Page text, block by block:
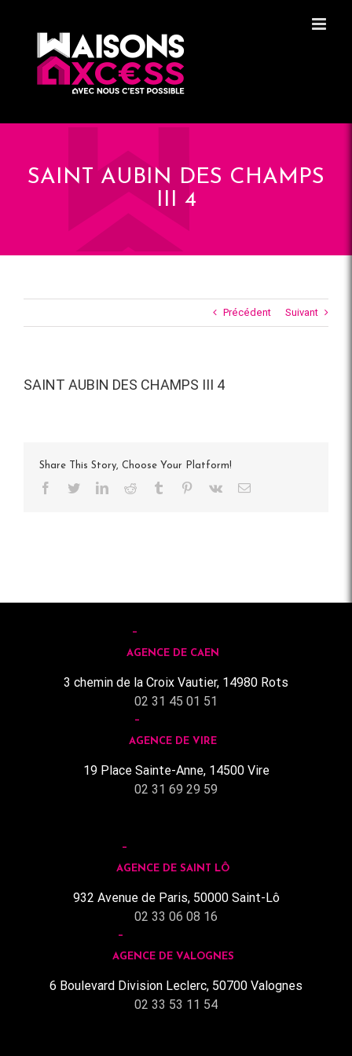
SAINT AUBIN DES CHAMPS
III 4
Précédent Suivant
SAINT AUBIN DES CHAMPS III 4
Share This Story, Choose Your Platform!
Facebook
TwitterLinkedInReddit Tumblr Pinterest
Vk Email
AGENCE DE CAEN
3 chemin de la Croix Vautier, 14980 Rots
02 31 45 01 51
AGENCE DE VIRE
19 Place Sainte-Anne, 14500 Vire
02 31 69 29 59
AGENCE DE SAINT LÔ
932 Avenue de Paris, 50000 Saint-Lô
02 33 06 08 16
AGENCE DE VALOGNES
6 Boulevard Division Leclerc, 50700 Valognes
02 33 53 11 54